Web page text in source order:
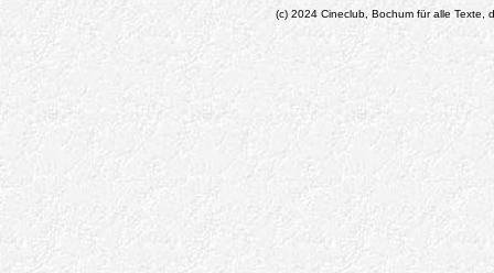
(c) 2024 Cineclub, Bochum für alle Texte,